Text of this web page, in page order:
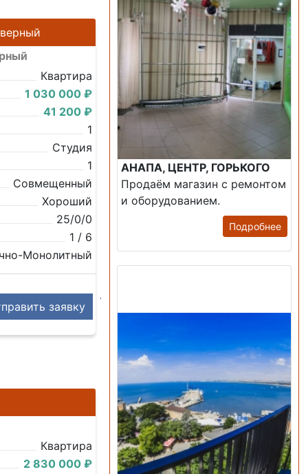
Квартира
1 030 000 ₽
41 200 ₽
1
Студия
1
Совмещенный
Хороший
25/0/0
1 / 6
Монолитный
заявку
Квартира
2 830 000 ₽
АНАПА, ЦЕНТР, ГОРЬКОГО
Продаём магазин с ремонтом
и оборудованием.
Подробнее